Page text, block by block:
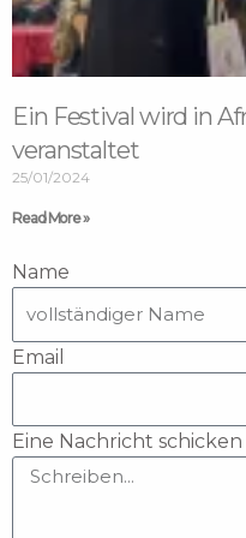
Ein Festival wird in
veranstaltet
25/01/2024
Read More »
Name
Email
Eine Nachricht schicken